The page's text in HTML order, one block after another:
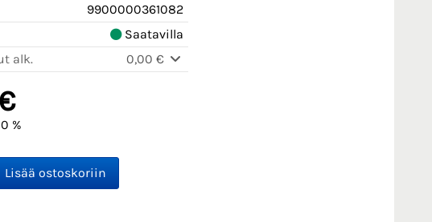
9900000361082
Saatavilla
alk.
0,00 €
%